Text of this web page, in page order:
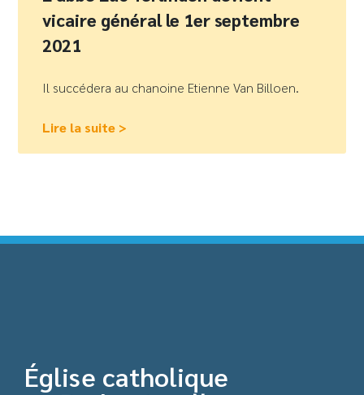
vicaire général le 1er septembre
2021
Il succédera au chanoine Etienne Van Billoen.
Lire la suite >
Église catholique